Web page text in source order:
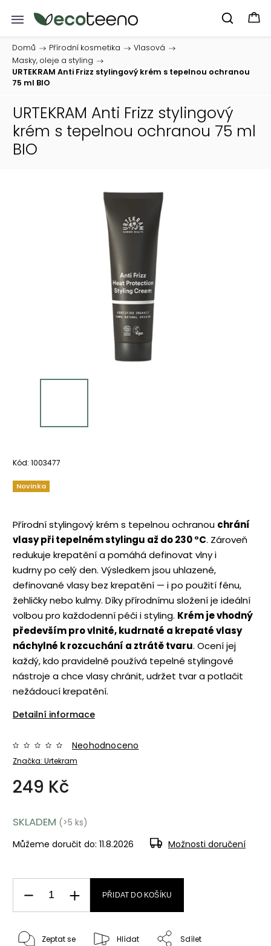
Domů / Přírodní kosmetika / Vlasová /
Masky, oleje a styling /
URTEKRAM Anti Frizz stylingový krém s tepelnou ochranou
75 ml BIO
URTEKRAM Anti Frizz stylingový
krém s tepelnou ochranou 75 ml
BIO
Kód: 1003477
Novinka
Přírodní stylingový krém s tepelnou ochranou chrání
vlasy při tepelném stylingu až do 230 °C. Zároveň
redukuje krepatění a pomáhá definovat vlny i
kudrny po celý den. Výsledkem jsou uhlazené,
definované vlasy bez krepatění — i po použití fénu,
žehličky nebo kulmy. Díky přírodnímu složení je ideální
volbou pro každodenní péči i styling. Krém je vhodný
především pro vlnité, kudrnaté a krepaté vlasy
náchylné k rozcuchání a ztrátě tvaru. Ocení jej
každý, kdo pravidelně používá tepelné stylingové
nástroje a chce vlasy chránit, udržet tvar a potlačit
nežádoucí krepatění.
Detailní informace
Značka: Urtekram
Neohodnoceno
249 Kč
SKLADEM (>5 ks)
Můžeme doručit do: 11.8.2026 Možnosti doručení
PŘIDAT DO KOŠÍKU
Zeptat se Hlídat Sdílet